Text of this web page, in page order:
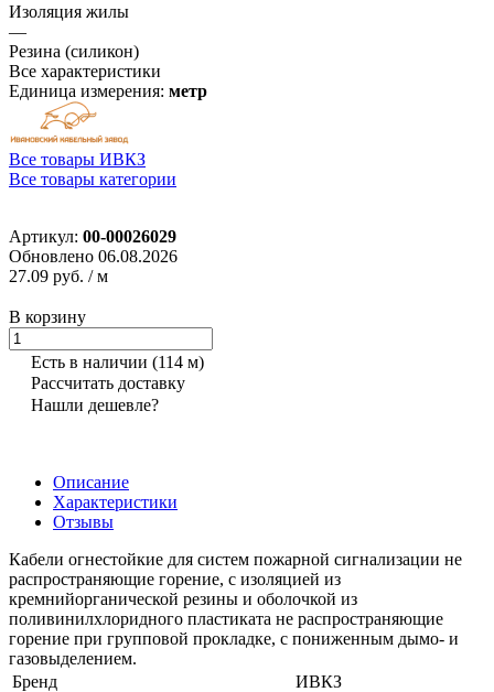
Изоляция жилы
—
Резина (силикон)
Все характеристики
Единица измерения: метр
Все товары ИВКЗ
Все товары категории
Артикул: 00-00026029
Обновлено 06.08.2026
27.09 руб. / м
В корзину
Есть в наличии (114 м)
Рассчитать доставку
Нашли дешевле?
Описание
Характеристики
Отзывы
Кабели огнестойкие для систем пожарной сигнализации не
распространяющие горение, с изоляцией из
кремнийорганической резины и оболочкой из
поливинилхлоридного пластиката не распространяющие
горение при групповой прокладке, с пониженным дымо- и
газовыделением.
Бренд
ИВКЗ